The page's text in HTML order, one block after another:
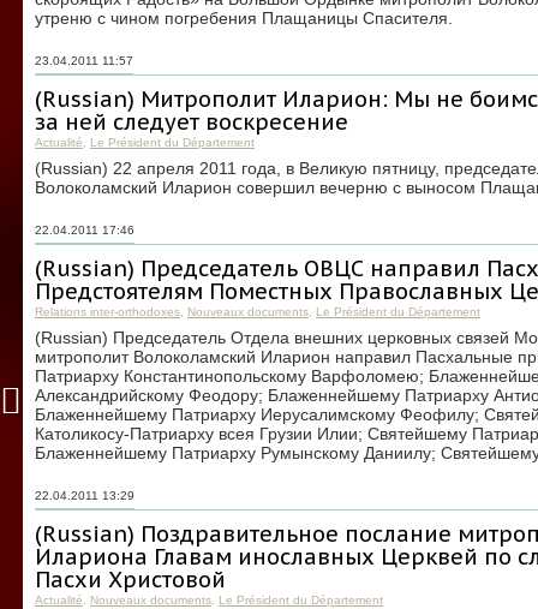
утреню с чином погребения Плащаницы Спасителя.
23.04.2011 11:57
(Russian) Митрополит Иларион: Мы не
за ней следует воскресение
Actualité Le Président du Département
(Russian) 22 апреля 2011 года, в Великую пятницу,
Волоколамский Иларион совершил вечерню с выносом
22.04.2011 17:46
(Russian) Председатель ОВЦС направил
Предстоятелям Поместных Православных
Relations inter-orthodoxes Nouveaux documents Le Président du Département
(Russian) Председатель Отдела внешних церковных связей
митрополит Волоколамский Иларион направил Пасхальные
Патриарху Константинопольскому Варфоломею;
Александрийскому Феодору; Блаженнейшему Патриарху
Блаженнейшему Патриарху Иерусалимскому Феофилу;
Католикосу-Патриарху всея Грузии Илии; Святейшему
Блаженнейшему Патриарху Румынскому Даниилу;
22.04.2011 13:29
(Russian) Поздравительное послание
Илариона Главам инославных Церквей по
Пасхи Христовой
Actualité Nouveaux documents Le Président du Département